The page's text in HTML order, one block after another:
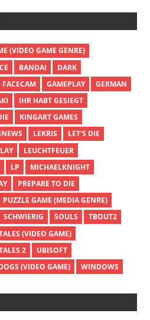
(VIDEO GAME GENRE)
BANDAI
DARK
FACECAM GAMEPLAY
GERMAN
IHR HABT GESIEGT
KINGART GAMES
LEKRIS
LET'S DIE
LEUCHTFEUER
LP
MICHAELKNIGHT
PREPARE TO DIE
PUZZLE GAME (MEDIA GENRE)
SCHWIERIG SOULS
TBOUT2
(VIDEO GAME)
2
UBISOFT
(VIDEO GAME) WINDOWS